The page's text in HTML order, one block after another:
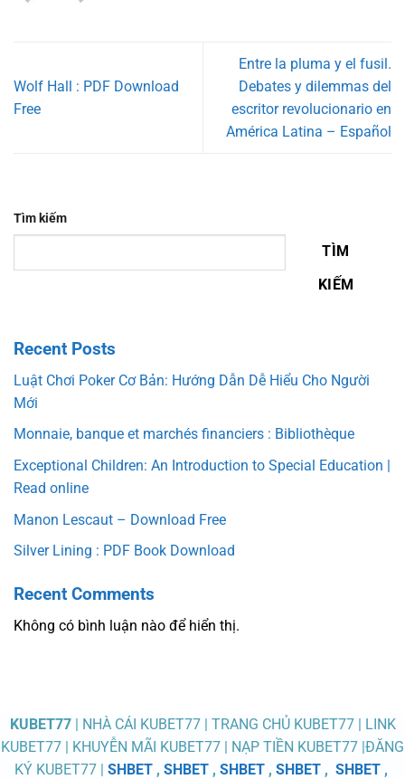
Wolf Hall : PDF Download
Free
Entre la pluma y el fusil.
Debates y dilemmas del
escritor revolucionario en
América Latina – Español
Tìm kiếm
TÌM
KIẾM
Recent Posts
Luật Chơi Poker Cơ Bản: Hướng Dẫn Dễ Hiểu Cho Người
Mới
Monnaie, banque et marchés financiers : Bibliothèque
Exceptional Children: An Introduction to Special Education |
Read online
Manon Lescaut – Download Free
Silver Lining : PDF Book Download
Recent Comments
Không có bình luận nào để hiển thị.
KUBET77| NHÀ CÁI KUBET77 | TRANG CHỦ KUBET77 | LINK
KUBET77 | KHUYỄN MÃI KUBET77 | NẠP TIỀN KUBET77 |ĐĂNG
KÝ KUBET77 | SHBET, SHBET, SHBET, SHBET, SHBET,